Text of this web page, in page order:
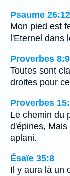
Psaume 26:12
Mon pied est
l'Eternel dans
Proverbes 8:9
Toutes sont
droites pour
Proverbes
Le chemin du
d'épines,
aplani.
Ésaïe 35:8
Il y aura là un